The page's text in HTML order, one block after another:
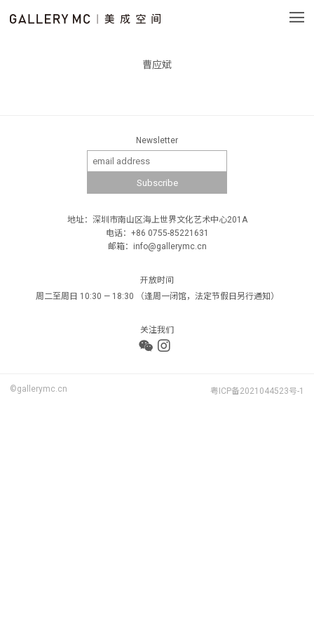
曹应斌
Newsletter
地址：深圳市南山区海上世界文化艺术中心201A
电话：+86 0755-85221631
邮箱：info@gallerymc.cn
开放时间
周二至周日 10:30 — 18:30 （逢周一闭馆，法定节假日另行通知）
关注我们
©gallerymc.cn 粤ICP备2021044523号-1